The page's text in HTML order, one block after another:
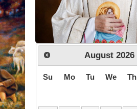
August 2026
Su Mo Tu We Th